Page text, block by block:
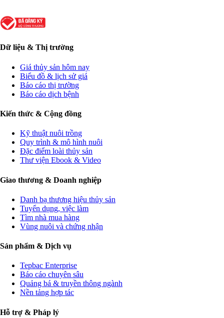
Dữ liệu & Thị trường
Giá thủy sản hôm nay
Biểu đồ & lịch sử giá
Báo cáo thị trường
Báo cáo dịch bệnh
Kiến thức & Cộng đồng
Kỹ thuật nuôi trồng
Quy trình & mô hình nuôi
Đặc điểm loài thủy sản
Thư viện Ebook & Video
Giao thương & Doanh nghiệp
Danh bạ thương hiệu thủy sản
Tuyển dụng, việc làm
Tìm nhà mua hàng
Vùng nuôi và chứng nhận
Sản phẩm & Dịch vụ
Tepbac Enterprise
Báo cáo chuyên sâu
Quảng bá & truyền thông ngành
Nền tảng hợp tác
Hỗ trợ & Pháp lý